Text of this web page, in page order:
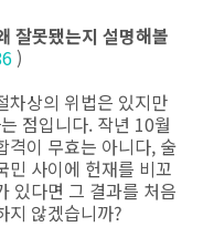
잘못됐는지 설명해볼
)
차상의 위법은 있지만
점입니다. 작년 10월
격이 무효는 아니다, 술
민 사이에 헌재를 비꼬
있다면 그 결과를 처음
지 않겠습니까?